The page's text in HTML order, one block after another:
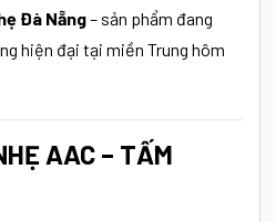
Đà Nẵng– sản phẩm đang
hiện đại tại miền Trung hôm
AAC – TẤM